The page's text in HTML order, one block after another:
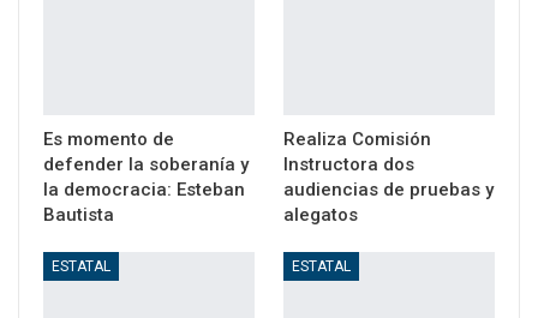
Es momento de
defender la soberanía y
la democracia: Esteban
Bautista
Realiza Comisión
Instructora dos
audiencias de pruebas y
alegatos
ESTATAL ESTATAL